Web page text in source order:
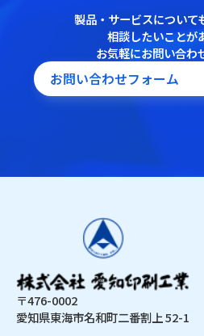
製品・サービスについて
相談したいことが
お気軽にお問い合わ
お問い合わせフォーム
〒476-0002
愛知県東海市名和町二番割上 52-1